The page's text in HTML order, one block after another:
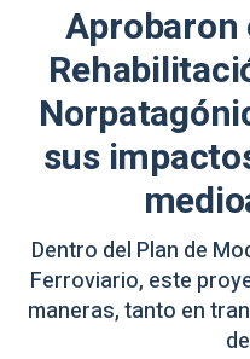
Aprobaron
sus
Dentro del Plan de
Ferroviario, este
maneras, tanto en